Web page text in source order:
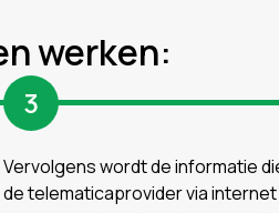
werken:
3
Vervolgens wordt de informatie
de telematicaprovider via